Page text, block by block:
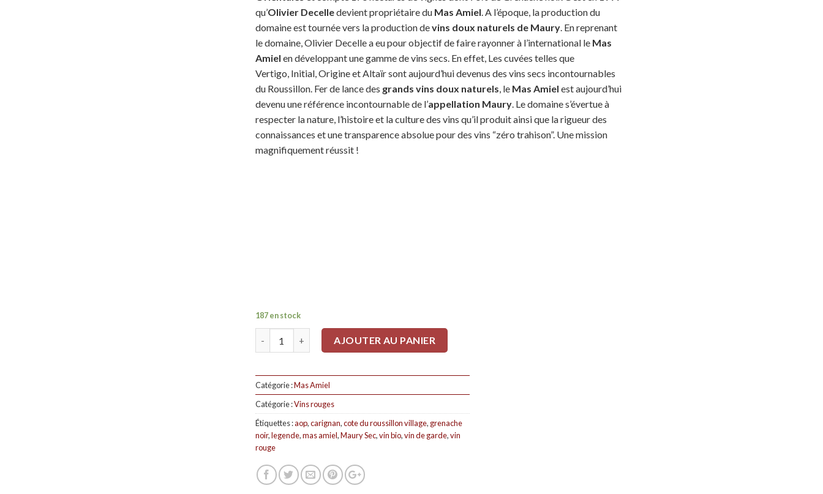
qu’Olivier Decelledevient propriétaire du Mas Amiel. A l’époque, la production du
domaine est tournée vers la production devins doux naturels de Maury. En reprenant
le domaine, Olivier Decelle a eu pour objectif de faire rayonner à l’international le Mas
Amiel en développant une gamme de vins secs. En effet, Les cuvées telles que
Vertigo, Initial, Origine et Altaïr sont aujourd’hui devenus des vins secs incontournables
du Roussillon. Fer de lance des grands vins doux naturels, le Mas Amiel est aujourd’hui
devenu une référence incontournable de l’appellation Maury. Le domaine s’évertue à
respecter la nature, l’histoire et la culture des vins qu’il produit ainsi que la rigueur des
connaissances et une transparence absolue pour des vins “zéro trahison”. Une mission
magnifiquement réussit !
187 en stock
AJOUTER AU PANIER
Catégorie :Mas Amiel
Catégorie :Vins rouges
Étiquettes :aop,carignan,cote du roussillon village, grenache
noir,legende,mas amiel,Maury Sec,vin bio,vin de garde,vin
rouge